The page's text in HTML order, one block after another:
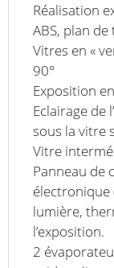
Réalisation
ABS, plan
Vitres en «
90°
Exposition
Eclairage de
sous la vitre
Vitre
Panneau de
lumière,
l’exposition.
2